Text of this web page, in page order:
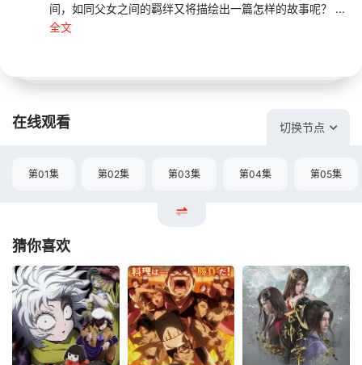
间，如同父女之间的羁绊又将描绘出一篇怎样的故事呢？ ...
全文
在线观看 切换节点
第01集 第02集 第03集 第04集 第05集
猜你喜欢